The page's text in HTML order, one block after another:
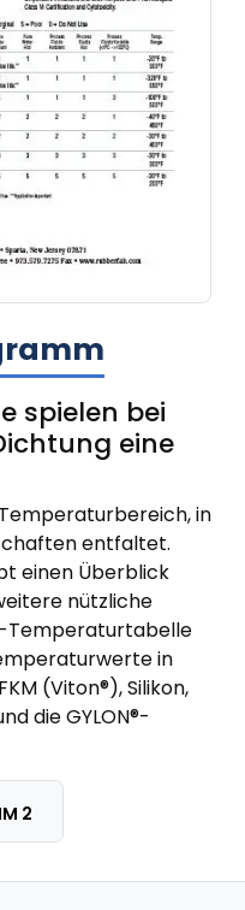
spielen bei
eine
in
entfaltet.
einen Überblick
nützliche
Temperaturtabelle
in
(Viton®), Silikon,
die GYLON®-
2